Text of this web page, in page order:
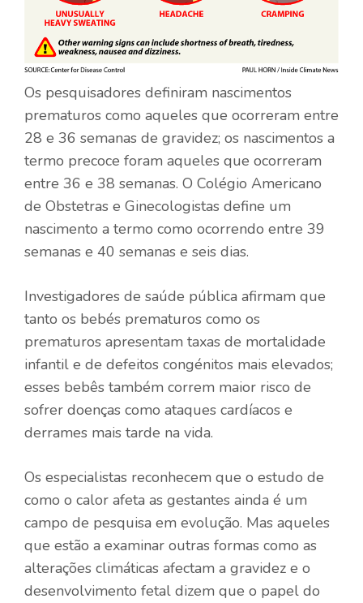
Os pesquisadores definiram nascimentos
prematuros como aqueles que ocorreram entre
28 e 36 semanas de gravidez; os nascimentos a
termo precoce foram aqueles que ocorreram
entre 36 e 38 semanas. O Colégio Americano
de Obstetras e Ginecologistas define um
nascimento a termo como ocorrendo entre 39
semanas e 40 semanas e seis dias.
Investigadores de saúde pública afirmam que
tanto os bebés prematuros como os
prematuros apresentam taxas de mortalidade
infantil e de defeitos congénitos mais elevados;
esses bebês também correm maior risco de
sofrer doenças como ataques cardíacos e
derrames mais tarde na vida.
Os especialistas reconhecem que o estudo de
como o calor afeta as gestantes ainda é um
campo de pesquisa em evolução. Mas aqueles
que estão a examinar outras formas como as
alterações climáticas afectam a gravidez e o
desenvolvimento fetal dizem que o papel do